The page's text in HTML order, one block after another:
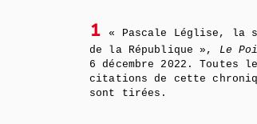
1
« Pascale Léglise, la
de la République », Le
6 décembre 2022. Toutes
citations de cette
sont tirées.